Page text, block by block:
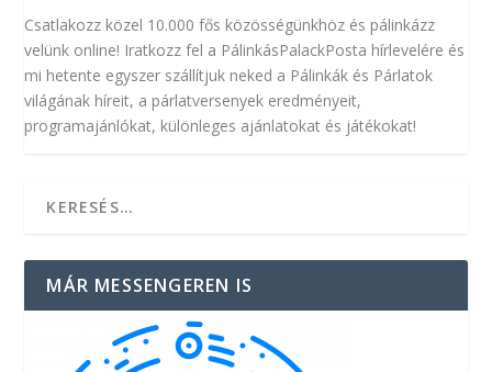
Csatlakozz közel 10.000 fős közösségünkhöz és pálinkázz
velünk online! Iratkozz fel a PálinkásPalackPosta hírlevelére és
mi hetente egyszer szállítjuk neked a Pálinkák és Párlatok
világának híreit, a párlatversenyek eredményeit,
programajánlókat, különleges ajánlatokat és játékokat!
MÁR MESSENGEREN IS